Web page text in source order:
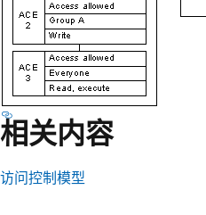
相关内容
访问控制模型